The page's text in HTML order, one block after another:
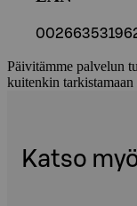
Päivitämme palvelun
kuitenkin tarkistamaan
Katso